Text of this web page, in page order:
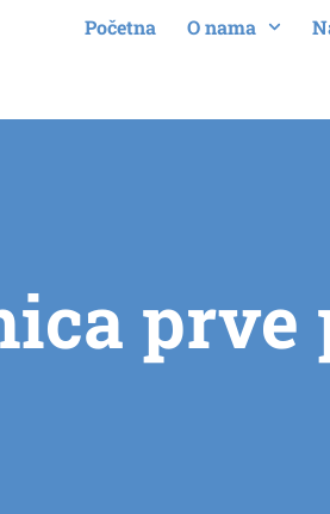
Početna O nama
prve